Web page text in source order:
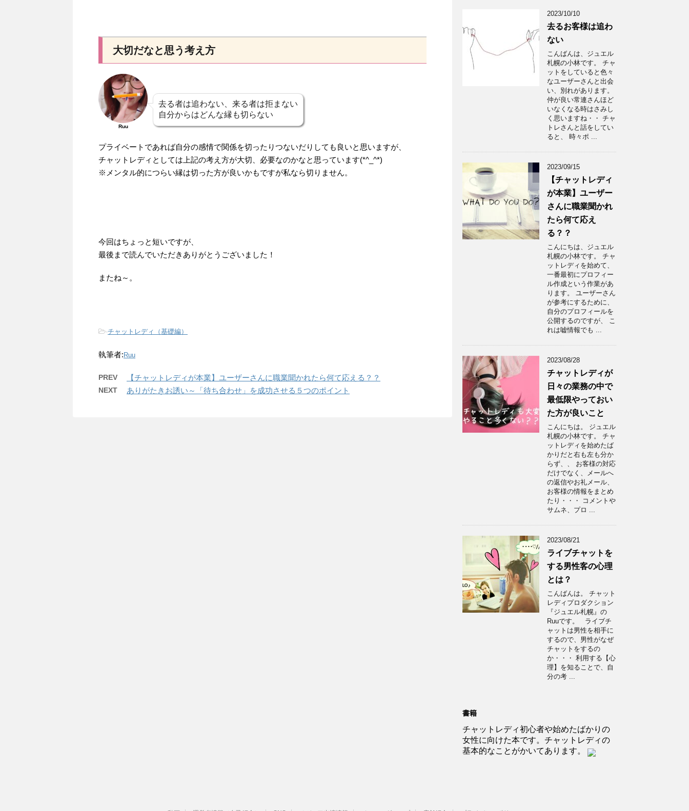
大切だなと思う考え方
Ruu
去る者は追わない、来る者は拒まない
自分からはどんな縁も切らない
プライベートであれば自分の感情で関係を切ったりつないだりしても良いと思いますが、
チャットレディとしては上記の考え方が大切、必要なのかなと思っています(*^_^*)
※メンタル的につらい縁は切った方が良いかもですが私なら切りません。
今回はちょっと短いですが、
最後まで読んでいただきありがとうございました！
またね～。
-チャットレディ（基礎編）
執筆者: Ruu
PREV 【チャットレディが本業】ユーザーさんに職業聞かれたら何て応える？？
NEXT ありがたきお誘い～「待ち合わせ」を成功させる５つのポイント
2023/10/10
去るお客様は追わ
ない
こんばんは、ジュエル
札幌の小林です。 チャ
ットをしていると色々
なユーザーさんと出会
い、別れがあります。
仲が良い常連さんほど
いなくなる時はさみし
く思いますね・・ チャ
トレさんと話をしてい
ると、 時々ポ ...
2023/09/15
【チャットレディ
が本業】ユーザー
さんに職業聞かれ
たら何て応え
る？？
こんにちは、ジュエル
札幌の小林です。 チャ
ットレディを始めて、
一番最初にプロフィー
ル作成という作業があ
ります。 ユーザーさん
が参考にするために、
自分のプロフィールを
公開するのですが、 こ
れは嘘情報でも ...
2023/08/28
チャットレディが
日々の業務の中で
最低限やっておい
た方が良いこと
こんにちは。 ジュエル
札幌の小林です。 チャ
ットレディを始めたば
かりだと右も左も分か
らず、、 お客様の対応
だけでなく、メールへ
の返信やお礼メール、
お客様の情報をまとめ
たり・・・ コメントや
サムネ、プロ ...
2023/08/21
ライブチャットを
する男性客の心理
とは？
こんばんは。 チャット
レディプロダクション
『ジュエル札幌』の
Ruuです。 ライブチ
ャットは男性を相手に
するので、男性がなぜ
チャットをするの
か・・・ 利用する【心
理】を知ることで、自
分の考 ...
書籍
チャットレディ初心者や始めたばかりの
女性に向けた本です。チャットレディの
基本的なことがかいてあります。